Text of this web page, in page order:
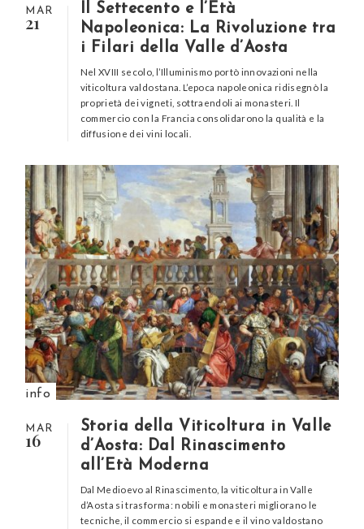
MAR
21
Il Settecento e l’Età
Napoleonica: La Rivoluzione tra
i Filari della Valle d’Aosta
Nel XVIII secolo, l’Illuminismo portò innovazioni nella
viticoltura valdostana. L’epoca napoleonica ridisegnò la
proprietà dei vigneti, sottraendoli ai monasteri. Il
commercio con la Francia consolidarono la qualità e la
diffusione dei vini locali.
info
MAR
16
Storia della Viticoltura in Valle
d’Aosta: Dal Rinascimento
all’Età Moderna
Dal Medioevo al Rinascimento, la viticoltura in Valle
d’Aosta si trasforma: nobili e monasteri migliorano le
tecniche, il commercio si espande e il vino valdostano